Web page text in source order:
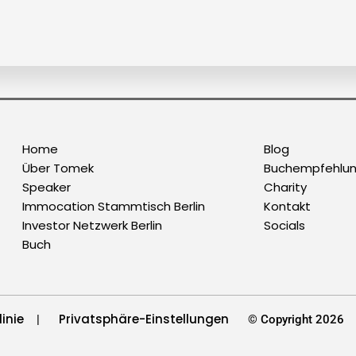
Home
Über Tomek
Speaker
Immocation Stammtisch Berlin
Investor Netzwerk Berlin
Buch
Blog
Charity
Kontakt
Socials
| Privatsphäre-Einstellungen © Copyright 2026